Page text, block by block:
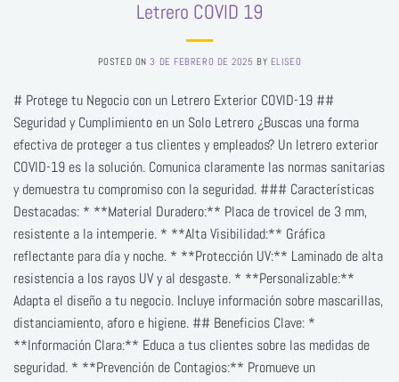
Letrero COVID 19
POSTED ON3 DE FEBRERO DE 2025 BY ELISEO
# Protege tu Negocio con un Letrero Exterior COVID-19 ##
Seguridad y Cumplimiento en un Solo Letrero ¿Buscas una forma
efectiva de proteger a tus clientes y empleados? Un letrero exterior
COVID-19 es la solución. Comunica claramente las normas sanitarias
y demuestra tu compromiso con la seguridad. ### Características
Destacadas: * **Material Duradero:** Placa de trovicel de 3 mm,
resistente a la intemperie. * **Alta Visibilidad:** Gráfica
reflectante para día y noche. * **Protección UV:** Laminado de alta
resistencia a los rayos UV y al desgaste. * **Personalizable:**
Adapta el diseño a tu negocio. Incluye información sobre mascarillas,
distanciamiento, aforo e higiene. ## Beneficios Clave: *
**Información Clara:** Educa a tus clientes sobre las medidas de
seguridad. * **Prevención de Contagios:** Promueve un